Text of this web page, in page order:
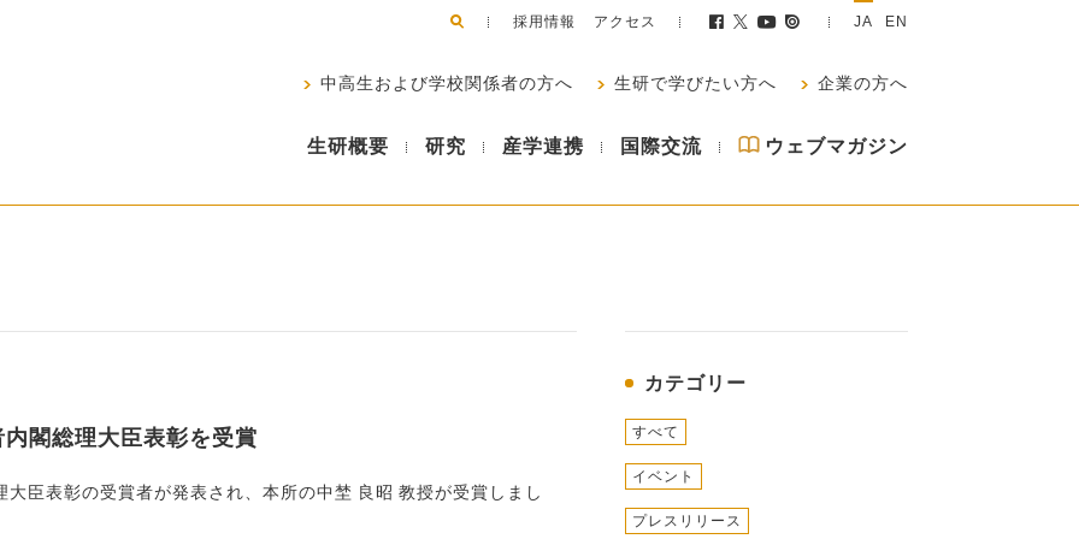
採用情報 アクセス JA EN
中高生および学校関係者の方へ 生研で学びたい方へ 企業の方へ
生研概要 研究 産学連携 国際交流 ウェブマガジン
閣総理大臣表彰を受賞
臣表彰の受賞者が発表され、本所の中埜 良昭 教授が受賞しまし
カテゴリー
すべて
イベント
プレスリリース